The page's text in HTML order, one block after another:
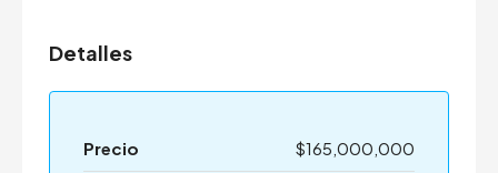
Detalles
Precio $165,000,000